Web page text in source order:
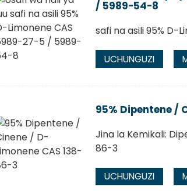
/ 5989-54-8
safi na asili 95% D-
UCHUNGUZI
95% Dipentene /
Jina la Kemikali:
86-3
UCHUNGUZI